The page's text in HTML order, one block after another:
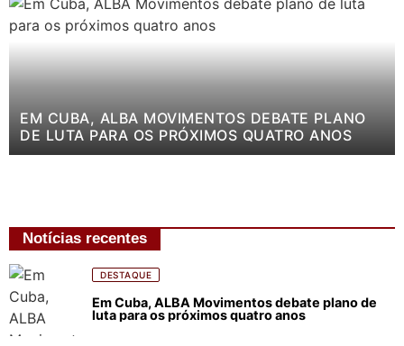
EM CUBA, ALBA MOVIMENTOS DEBATE PLANO
DE LUTA PARA OS PRÓXIMOS QUATRO ANOS
Notícias recentes
DESTAQUE
Em Cuba, ALBA Movimentos debate plano de
luta para os próximos quatro anos